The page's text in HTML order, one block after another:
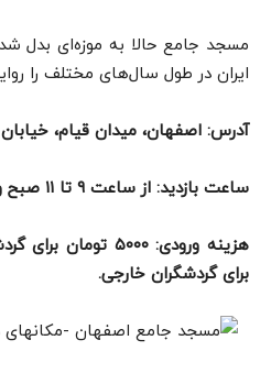
مسجد جامع حالا به موزه‌ای بدل
ایران در طول سال‌های مختلف را
آدرس: اصفهان،‌ میدان قیام،
ساعت بازدید: از ساعت ۹ تا ۱۱ صبح و از ساعت ۱۳ تا ۱۶ بعدازظهر.
برای گردشگران خارجی.